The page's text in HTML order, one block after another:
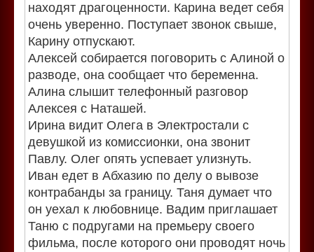
находят драгоценности. Карина ведет себя
очень уверенно. Поступает звонок свыше,
Карину отпускают.
Алексей собирается поговорить с Алиной о
разводе, она сообщает что беременна.
Алина слышит телефонный разговор
Алексея с Наташей.
Ирина видит Олега в Электростали с
девушкой из комиссионки, она звонит
Павлу. Олег опять успевает улизнуть.
Иван едет в Абхазию по делу о вывозе
контрабанды за границу. Таня думает что
он уехал к любовнице. Вадим приглашает
Таню с подругами на премьеру своего
фильма, после которого они проводят ночь